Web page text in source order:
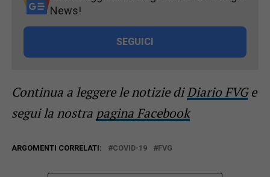
News!
SEGUICI
Continua a leggere le notizie diDiario FVGe
segui la nostra pagina Facebook
ARGOMENTI CORRELATI: COVID-19 FVG